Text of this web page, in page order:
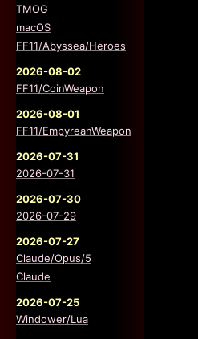
TMOG
macOS
FF11/Abyssea/Heroes
2026-08-02
FF11/CoinWeapon
2026-08-01
FF11/EmpyreanWeapon
2026-07-31
2026-07-31
2026-07-30
2026-07-29
2026-07-27
Claude/Opus/5
Claude
2026-07-25
Windower/Lua